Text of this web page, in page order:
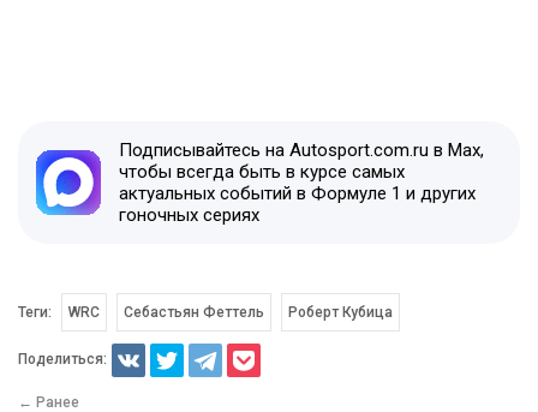
Подписывайтесь на Autosport.com.ru в Max,
чтобы всегда быть в курсе самых
актуальных событий в Формуле 1 и других
гоночных сериях
Теги: WRC Себастьян Феттель Роберт Кубица
Поделиться:
← Ранее